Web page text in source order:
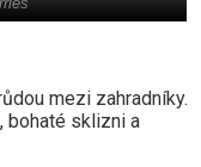
mezi zahradníky.
bohaté sklizni a